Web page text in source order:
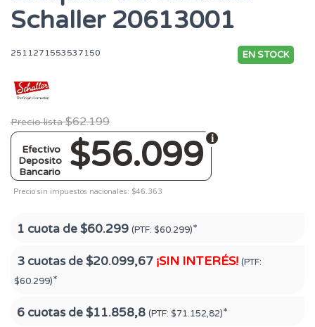
Schaller 20613001
2511271553537150 EN STOCK
Precio lista $62.199
$56.099
Efectivo
Deposito
Bancario
Precio sin impuestos nacionales: $46.363
1 cuota de$60.299 (PTF: $60.299)*
3 cuotas de$20.099,67 ¡SIN INTERÉS! (PTF:
$60.299)*
6 cuotas de$11.858,8 (PTF: $71.152,82)*